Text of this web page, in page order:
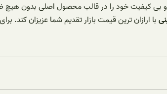
و بی کیفیت خود را در قالب محصول اصلی بدون هیچ
با ارازان ترین قیمت بازار تقدیم شما عزیزان